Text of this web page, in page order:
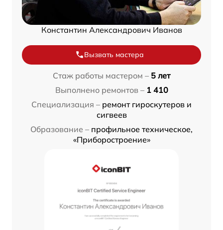
Константин Александрович Иванов
Вызвать мастера
Стаж работы мастером – 5 лет
Выполнено ремонтов – 1 410
Специализация – ремонт гироскутеров и
сигвеев
Образование – профильное техническое,
«Приборостроение»